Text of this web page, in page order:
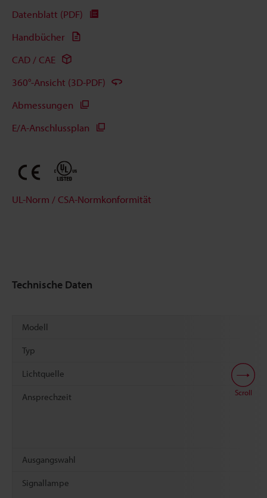
Datenblatt (PDF)
Handbücher
CAD / CAE
360°-Ansicht (3D-PDF)
Abmessungen
E/A-Anschlussplan
UL-Norm / CSA-Normkonformität
Technische Daten
Modell
Typ
Lichtquelle
Ansprechzeit
Ausgangswahl
Signallampe
Scroll